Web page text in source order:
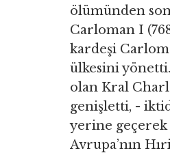
ölümünden
Carloman I
kardeşi
ülkesini
olan Kral
genişletti, -
yerine geçerek
Avrupa’nın